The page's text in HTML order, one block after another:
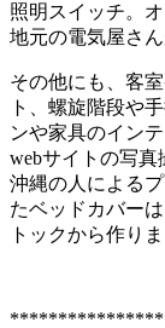
照明スイッチ。
地元の電気屋さ
その他にも、客
ト、螺旋階段や
ンや家具のイン
webサイトの写
沖縄の人による
たベッドカバー
トックから作りま